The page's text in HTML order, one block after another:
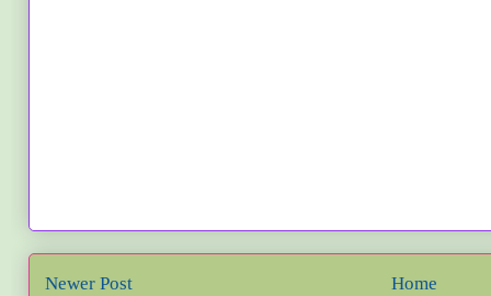
Newer Post Home